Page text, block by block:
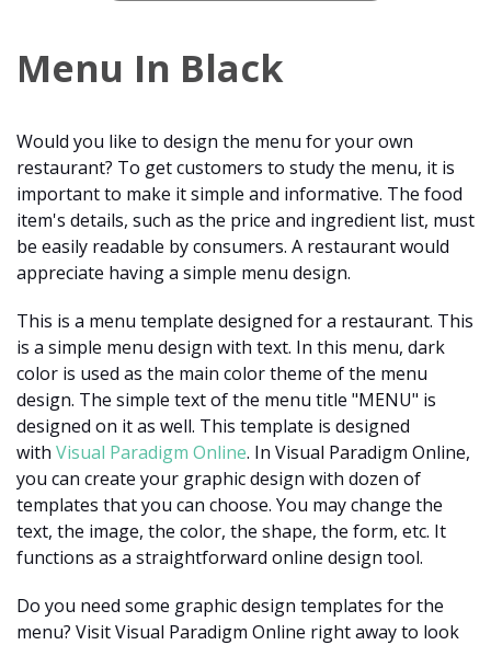
Menu In Black
Would you like to design the menu for your own
restaurant? To get customers to study the menu, it is
important to make it simple and informative. The food
item's details, such as the price and ingredient list, must
be easily readable by consumers. A restaurant would
appreciate having a simple menu design.
This is a menu template designed for a restaurant. This
is a simple menu design with text. In this menu, dark
color is used as the main color theme of the menu
design. The simple text of the menu title "MENU" is
designed on it as well. This template is designed
with Visual Paradigm Online. In Visual Paradigm Online,
you can create your graphic design with dozen of
templates that you can choose. You may change the
text, the image, the color, the shape, the form, etc. It
functions as a straightforward online design tool.
Do you need some graphic design templates for the
menu? Visit Visual Paradigm Online right away to look